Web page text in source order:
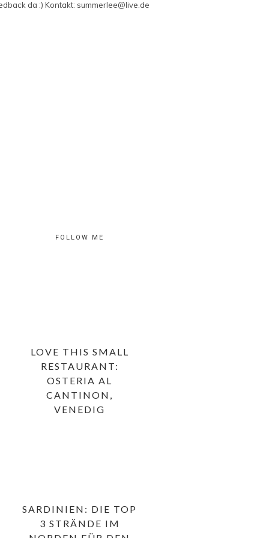
da :) Kontakt: summerlee@live.de
FOLLOW ME
LOVE THIS SMALL
RESTAURANT:
OSTERIA AL
CANTINON,
VENEDIG
SARDINIEN: DIE TOP
3 STRÄNDE IM